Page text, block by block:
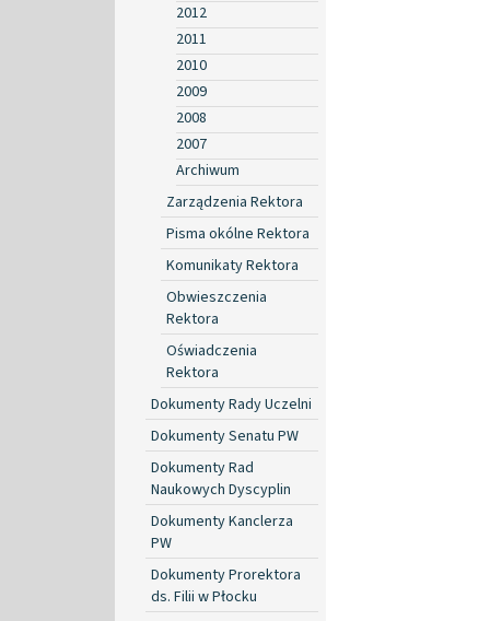
2012
2011
2010
2009
2008
2007
Archiwum
Zarządzenia Rektora
Pisma okólne Rektora
Komunikaty Rektora
Obwieszczenia
Rektora
Oświadczenia
Rektora
Dokumenty Rady Uczelni
Dokumenty Senatu PW
Dokumenty Rad
Naukowych Dyscyplin
Dokumenty Kanclerza
PW
Dokumenty Prorektora
ds. Filii w Płocku